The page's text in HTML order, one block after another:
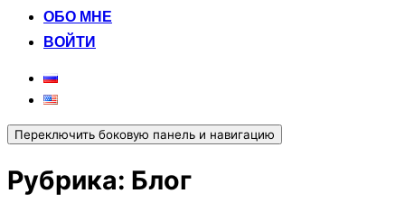
ОБО МНЕ
ВОЙТИ
Переключить боковую панель и навигацию
Рубрика: Блог